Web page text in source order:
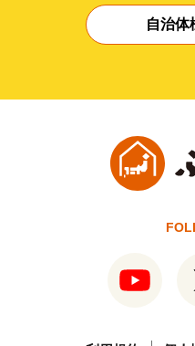
自治体